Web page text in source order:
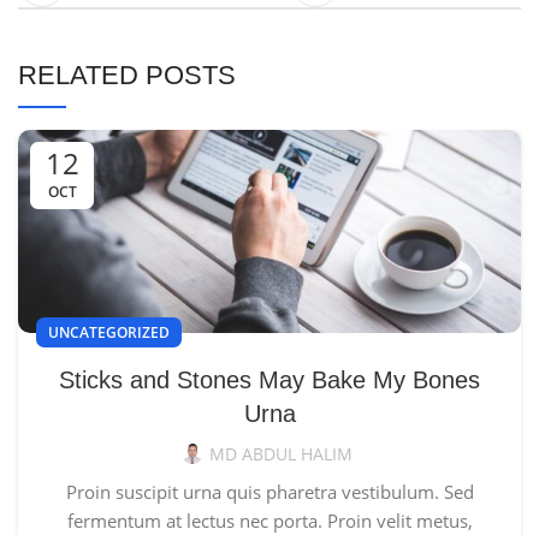
RELATED POSTS
12
OCT
UNCATEGORIZED
Sticks and Stones May Bake My Bones
Urna
MD ABDUL HALIM
Proin suscipit urna quis pharetra vestibulum. Sed
fermentum at lectus nec porta. Proin velit metus,